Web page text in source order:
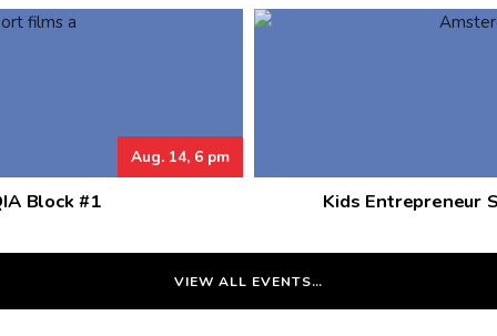
Aug. 14, 6 pm
Block #1 Kids Entrepreneur
VIEW ALL EVENTS…